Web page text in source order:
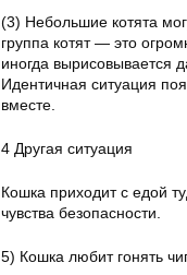
(3) Небольшие котята
группа котят — это
иногда вырисовывается
Идентичная ситуация
вместе.
4 Другая ситуация
Кошка приходит с едой
чувства безопасности.
5) Кошка любит гонять